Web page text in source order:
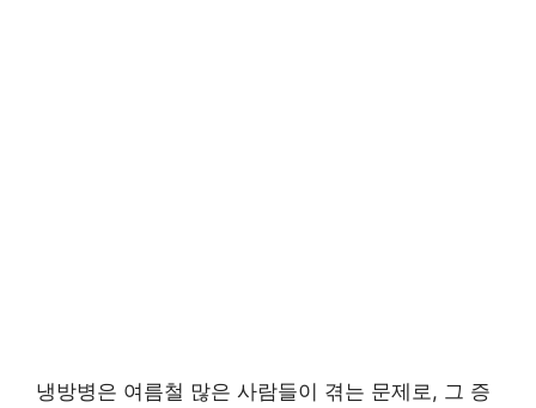
냉방병은 여름철 많은 사람들이 겪는 문제로, 그 증